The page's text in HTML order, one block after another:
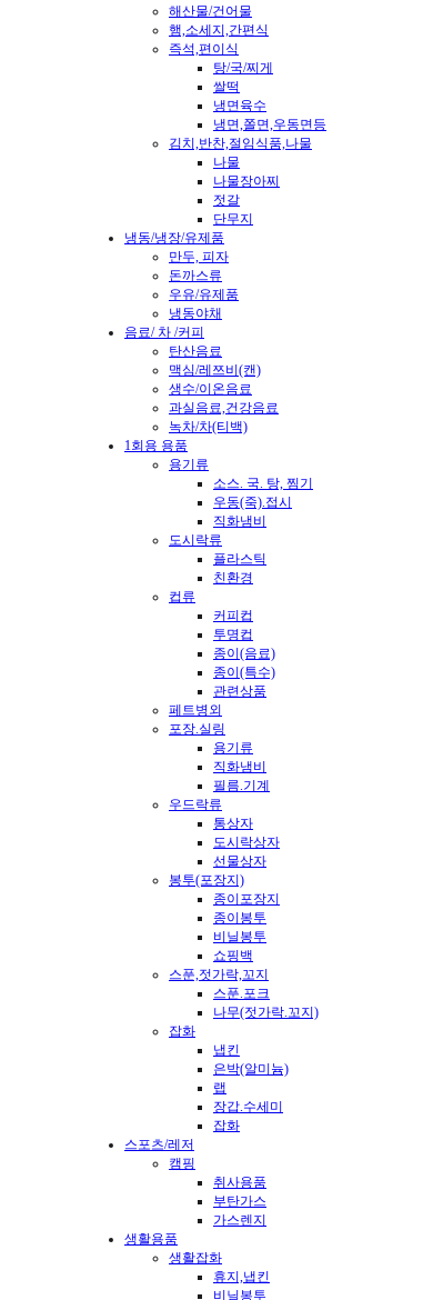
해산물/건어물
햄,소세지,간편식
즉석,편이식
탕/국/찌게
쌀떡
냉면육수
냉면,쫄면,우동면등
김치,반찬,절임식품,나물
나물
나물장아찌
젓갈
단무지
냉동/냉장/유제품
만두, 피자
돈까스류
우유/유제품
냉동야채
음료/ 차 /커피
탄산음료
맥심/레쯔비(캔)
생수/이온음료
과실음료,건강음료
녹차/차(티백)
1회용 용품
용기류
소스. 국. 탕, 찜기
우동(죽).접시
직화냄비
도시락류
플라스틱
친환경
컵류
커피컵
투명컵
종이(음료)
종이(특수)
관련상품
페트병외
포장.실링
용기류
직화냄비
필름.기계
우드락류
통상자
도시락상자
선물상자
봉투(포장지)
종이포장지
종이봉투
비닐봉투
쇼핑백
스푼,젓가락,꼬지
스푼.포크
나무(젓가락.꼬지)
잡화
냅킨
은박(알미늄)
랩
장갑.수세미
잡화
스포츠/레저
캠핑
취사용품
부탄가스
가스렌지
생활용품
생활잡화
휴지,냅킨
비닐봉투